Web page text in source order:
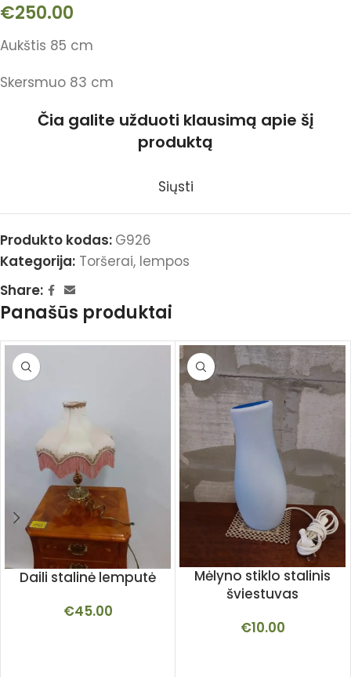
€250.00
Aukštis 85 cm
Skersmuo 83 cm
Čia galite užduoti klausimą apie šį
produktą
Siųsti
Produkto kodas: G926
Kategorija: Toršerai, lempos
Share:
Panašūs produktai
Daili stalinė lemputė
€45.00
Mėlyno stiklo stalinis
šviestuvas
€10.00